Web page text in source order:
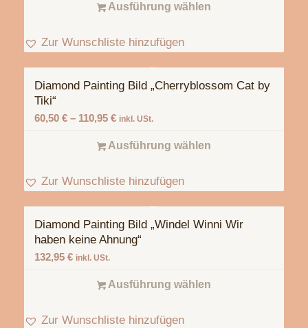
Ausführung wählen
Zur Wunschliste hinzufügen
Diamond Painting Bild „Cherryblossom Cat by
Tiki“
60,50 €– 110,95 € inkl. USt.
Ausführung wählen
Zur Wunschliste hinzufügen
Diamond Painting Bild „Windel Winni Wir
haben keine Ahnung“
132,95 € inkl. USt.
Ausführung wählen
Zur Wunschliste hinzufügen